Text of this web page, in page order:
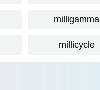
milligamma
millicycle